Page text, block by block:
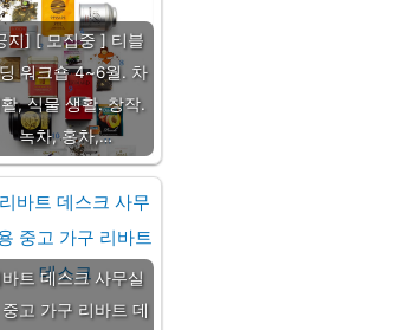
지] [ 모집중 ] 티블
워크숍 4~6월. 차
, 식물 생활. 창작.
녹차, 홍차,…
바트 데스크 사무실
중고 가구 리바트 데